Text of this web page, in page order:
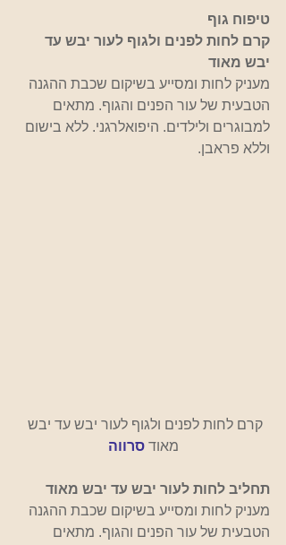
טיפוח גוף
קרם לחות לפנים ולגוף לעור יבש עד
יבש מאוד
מעניק לחות ומסייע בשיקום שכבת ההגנה
הטבעית של עור הפנים והגוף. מתאים
למבוגרים ולילדים. היפואלרגני. ללא בישום
וללא פראבן.
קרם לחות לפנים ולגוף לעור יבש עד יבש
מאוד סרווה
תחליב לחות לעור יבש עד יבש מאוד
מעניק לחות ומסייע בשיקום שכבת ההגנה
הטבעית של עור הפנים והגוף. מתאים